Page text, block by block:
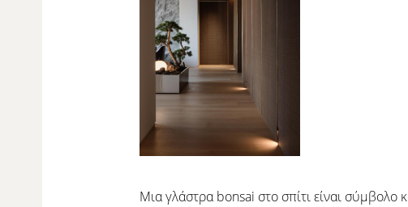
Μια γλάστρα bonsai στο σπίτι είναι σύμβολο